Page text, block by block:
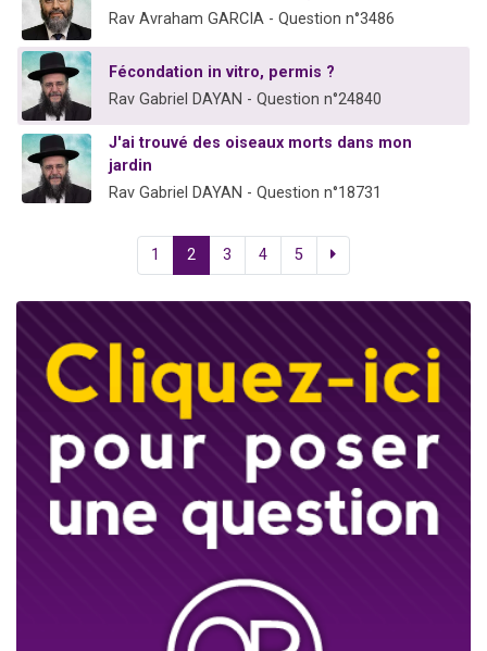
Rav Avraham GARCIA - Question n°3486
Fécondation in vitro, permis ?
Rav Gabriel DAYAN - Question n°24840
J'ai trouvé des oiseaux morts dans mon
jardin
Rav Gabriel DAYAN - Question n°18731
1 2 3 4 5